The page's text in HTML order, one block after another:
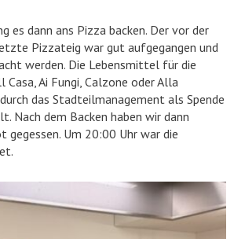
es dann ans Pizza backen. Der vor der
Pizzateig war gut aufgegangen und
werden. Die Lebensmittel für die
Ai Fungi, Calzone oder Alla
das Stadteilmanagement als Spende
Nach dem Backen haben wir dann
gegessen. Um 20:00 Uhr war die